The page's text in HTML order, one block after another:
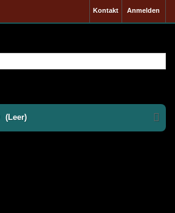
Anmelden
Kontakt
(Leer)